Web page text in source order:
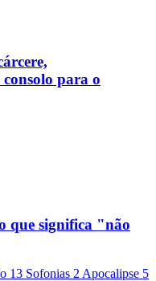
para o
que significa "não
13 Sofonias 2 Apocalipse 5